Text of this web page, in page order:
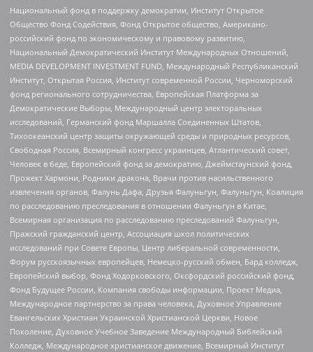
Национальный фонд в поддержку демократии, Институт Открытое
Общество Фонд Содействия, Фонд Открытое общество, Американо-
российский фонд по экономическому и правовому развитию,
Национальный Демократический Институт Международных Отношений,
MEDIA DEVELOPMENT INVESTMENT FUND, Международный Республиканский
Институт, Открытая Россия, Институт современной России, Черноморский
фонд регионального сотрудничества, Европейская Платформа за
Демократические Выборы, Международный центр электоральных
исследований, Германский фонд Маршалла Соединенных Штатов,
Тихоокеанский центр защиты окружающей среды и природных ресурсов,
Свободная Россия, Всемирный конгресс украинцев, Атлантический совет,
Человек в беде, Европейский фонд за демократию, Джеймстаунский фонд,
Прожект Хармони, Родники дракона, Врачи против насильственного
извлечения органов, Фалунь Дафа, Друзья Фалуньгун, Фалуньгун, Коалиция
по расследованию преследования в отношении Фалуньгун в Китае,
Всемирная организация по расследованию преследований Фалуньгун,
Пражский гражданский центр, Ассоциация школ политических
исследований при Совете Европы, Центр либеральной современности,
Форум русскоязычных европейцев, Немецко-русский обмен, Бард колледж,
Европейский выбор, Фонд Ходорковского, Оксфордский российский фонд,
Фонд Будущее России, Компания свободы информации, Проект Медиа,
Международное партнерство за права человека, Духовное Управление
Евангельских Христиан Украинской Христианской Церкви, Новое
Поколение, Духовное Учебное Заведение Международный Библейский
Колледж, Международное христианское движение, Всемирный Институт